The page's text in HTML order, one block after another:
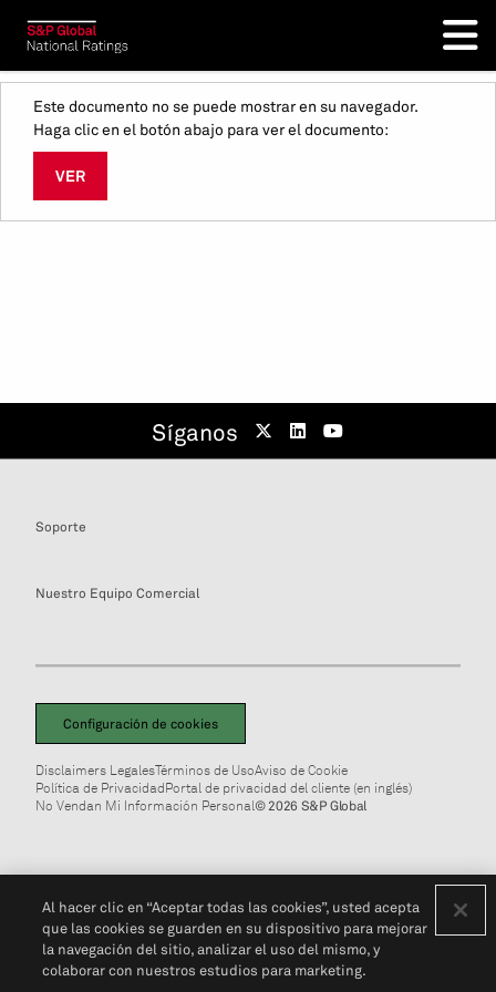
Este documento no se puede mostrar en su navegador.
Haga clic en el botón abajo para ver el documento:
VER
Síganos
Soporte
Nuestro Equipo Comercial
Configuración de cookies
Disclaimers LegalesTérminos de UsoAviso de Cookie
Política de PrivacidadPortal de privacidad del cliente (en inglés)
No Vendan Mi Información Personal© 2026 S&P Global
Al hacer clic en “Aceptar todas las cookies”, usted acepta
que las cookies se guarden en su dispositivo para mejorar
la navegación del sitio, analizar el uso del mismo, y
colaborar con nuestros estudios para marketing.